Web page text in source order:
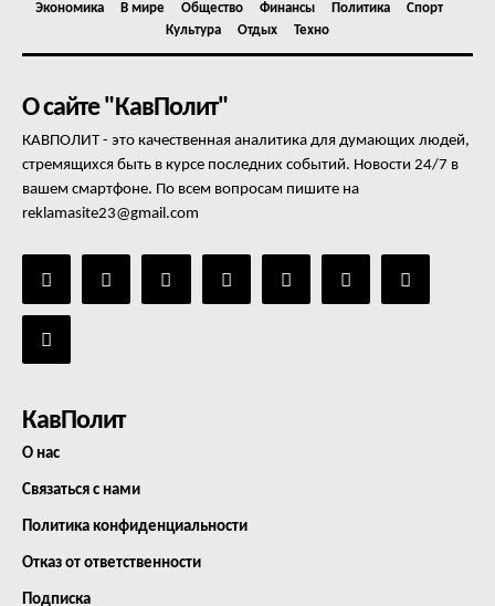
Экономика В мире Общество Финансы Политика
Спорт
Культура
Отдых Техно
О сайте "КавПолит"
КАВПОЛИТ - это качественная аналитика для думающих людей,
стремящихся быть в курсе последних событий. Новости 24/7 в
вашем смартфоне. По всем вопросам пишите на
reklamasite23@gmail.com
КавПолит
О нас
Связаться с нами
Политика конфиденциальности
Отказ от ответственности
Подписка